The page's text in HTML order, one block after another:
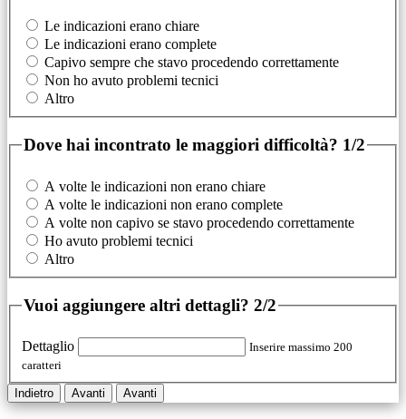
Le indicazioni erano chiare
Le indicazioni erano complete
Capivo sempre che stavo procedendo correttamente
Non ho avuto problemi tecnici
Altro
Dove hai incontrato le maggiori difficoltà? 1/2
A volte le indicazioni non erano chiare
A volte le indicazioni non erano complete
A volte non capivo se stavo procedendo correttamente
Ho avuto problemi tecnici
Altro
Vuoi aggiungere altri dettagli? 2/2
Dettaglio
Inserire massimo 200
caratteri
Indietro Avanti Avanti